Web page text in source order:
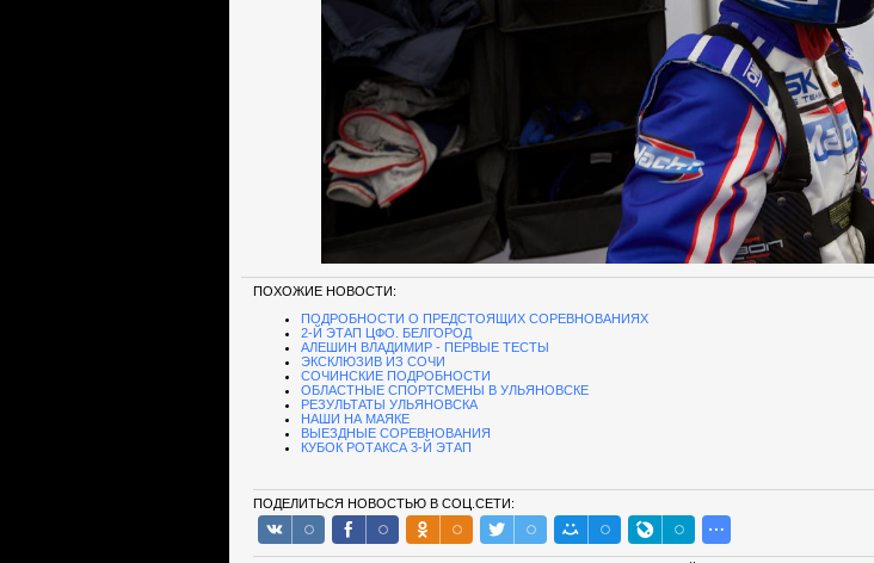
ПОХОЖИЕ НОВОСТИ:
ПОДРОБНОСТИ О ПРЕДСТОЯЩИХ СОРЕВНОВАНИЯХ
2-Й ЭТАП ЦФО. БЕЛГОРОД
АЛЕШИН ВЛАДИМИР - ПЕРВЫЕ ТЕСТЫ
ЭКСКЛЮЗИВ ИЗ СОЧИ
СОЧИНСКИЕ ПОДРОБНОСТИ
ОБЛАСТНЫЕ СПОРТСМЕНЫ В УЛЬЯНОВСКЕ
РЕЗУЛЬТАТЫ УЛЬЯНОВСКА
НАШИ НА МАЯКЕ
ВЫЕЗДНЫЕ СОРЕВНОВАНИЯ
КУБОК РОТАКСА 3-Й ЭТАП
ПОДЕЛИТЬСЯ НОВОСТЬЮ В СОЦ.СЕТИ: